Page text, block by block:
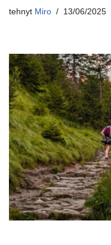
tehnyt Miro 13/06/2025